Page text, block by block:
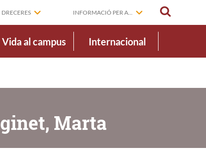
DRECERES INFORMACIÓ PER A...
Vida al campus Internacional
Marta